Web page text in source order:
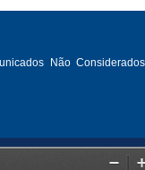
Não